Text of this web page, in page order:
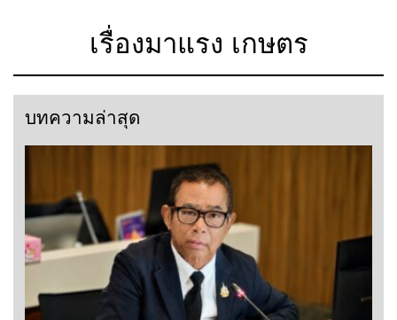
เรื่องมาแรง เกษตร
บทความล่าสุด